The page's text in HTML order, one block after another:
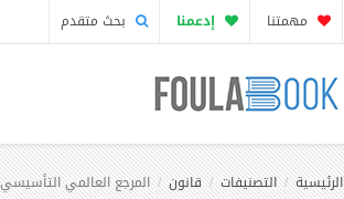
مهمتنا إدعمنا بحث متقدم
الرئيسية التصنيفات قانون المرجع العالمي